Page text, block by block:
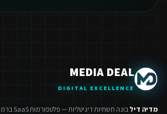
MEDIA DEAL
DIGITAL EXCELLENCE
מדיה דיל